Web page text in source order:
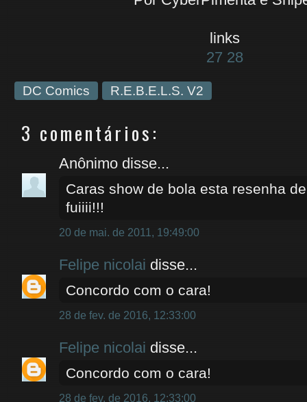
links
27 28
DC Comics R.E.B.E.L.S. V2
3 comentários:
Anônimo disse...
Caras show de bola esta resenha
fuiiii!!!
20 de mai. de 2011, 19:49:00
Felipe nicolai disse...
Concordo com o cara!
28 de fev. de 2016, 12:33:00
Felipe nicolai disse...
Concordo com o cara!
28 de fev. de 2016, 12:33:00